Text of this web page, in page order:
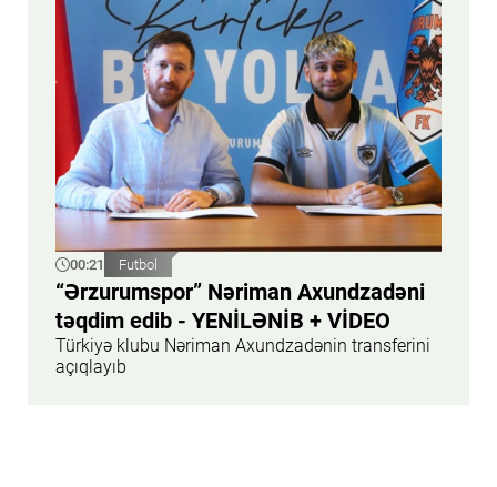
00:21 Futbol
“Ərzurumspor” Nəriman Axundzadəni
təqdim edib - YENİLƏNİB + VİDEO
Türkiyə klubu Nəriman Axundzadənin transferini
açıqlayıb